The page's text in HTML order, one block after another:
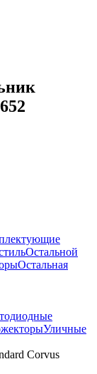
Остальной
Остальная
Уличные
Corvus